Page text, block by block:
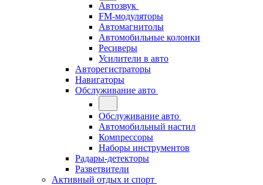
Автозвук
FM-модуляторы
Автомагнитолы
Автомобильные колонки
Ресиверы
Усилители в авто
Авторегистраторы
Навигаторы
Обслуживание авто
Обслуживание авто
Автомобильный настил
Компрессоры
Наборы инструментов
Радары-детекторы
Разветвители
Активный отдых и спорт